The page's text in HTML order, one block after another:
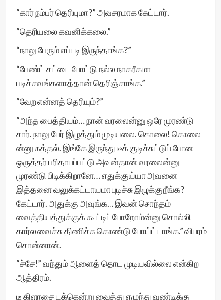
“கார் நம்பர் தெரியுமா?” அவசரமாக கேட்டார்.
“தெரியலை கவனிக்கலை.”
“நாலு பேரும் எப்படி இருந்தாங்க?”
“பேண்ட் சட்டை போட்டு நல்ல நாகரீகமா
படிச்சவங்களாத்தான் தெரிஞ்சாங்க.”
“வேற என்னத் தெரியும்?”
“அந்த பைத்தியம்… நான் வரலைன்னு ஒரே முரண்டு
சார். நாலு பேர் இழுத்தும் முடியலை. கொலை! கொலை
ன்னு கத்தல். இங்கே இருந்து டீக் குடிச்சுட்டுப் போன
ஒருத்தர் பரிதாபப்பட்டு அவன்தான் வரலைன்னு
முரண்டு பிடிக்கிறானே… எதுக்குய்யா அவனை
இத்தனை வலுக்கட்டாயமா புடிச்சு இழுக்குறீங்க?
கேட்டார். அதுக்கு அவுங்க… இவன் சொந்தம்
வைத்தியத்துக்குக் கூட்டிப் போறோம்ன்னு சொல்லி
கார்ல வைச்சு திணிச்சு கொண்டு போய்ட்டாங்க.” விபரம்
சொன்னான்.
“ச்சே!” வந்தும் ஆளைத் தொட முடியவில்லை என்கிற
ஆத்திரம்.
டீ கிளாசை டக்கென்று வைத்து எழுந்து வண்டிக்கு